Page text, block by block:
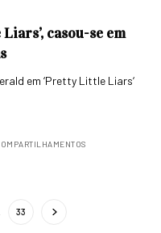
casou-se em
em ‘Pretty Little Liars‘
33